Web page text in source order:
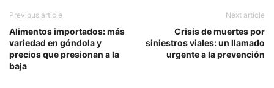
Previous article
Alimentos importados: más
variedad en góndola y
precios que presionan a la
baja
Next article
Crisis de muertes por
siniestros viales: un llamado
urgente a la prevención